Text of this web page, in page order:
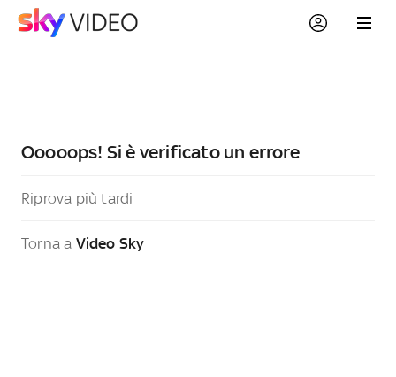
Ooooops! Si è verificato un errore
Riprova più tardi
Torna a Video Sky